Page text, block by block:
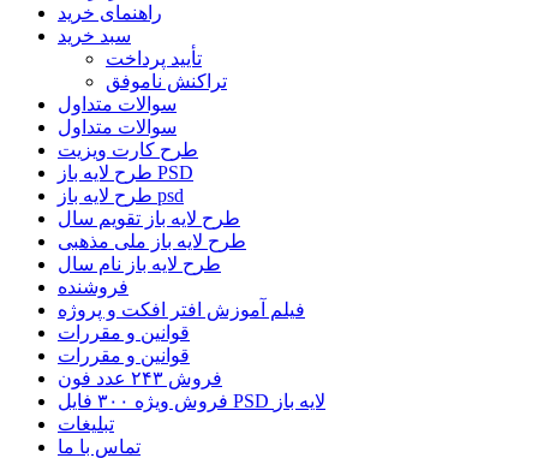
راهنمای خرید
سبد خرید
تأیید پرداخت
تراکنش ناموفق
سوالات متداول
سوالات متداول
طرح کارت ویزیت
طرح لایه باز PSD
طرح لایه باز psd
طرح لایه باز تقویم سال
طرح لایه باز ملی مذهبی
طرح لایه باز نام سال
فروشنده
فیلم آموزش افتر افکت و پروژه
قوانین و مقررات
قوانین و مقررات
فروش ۲۴۳ عدد فون
فروش ویژه ۳۰۰ فایل PSD لایه باز
تبلیغات
تماس با ما